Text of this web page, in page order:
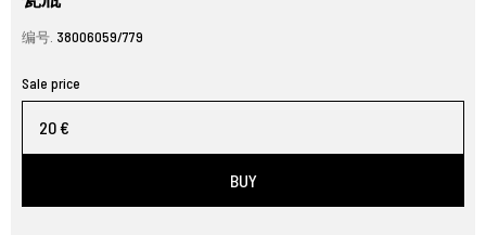
编号. 38006059/779
Sale price
20 €
BUY